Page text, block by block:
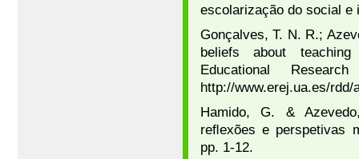
escolarização do social e
Gonçalves, T. N. R.;
beliefs about
Educational
http://www.erej.ua.es/rdd/
Hamido, G. &
reﬂexões e perspetivas
pp. 1-12.